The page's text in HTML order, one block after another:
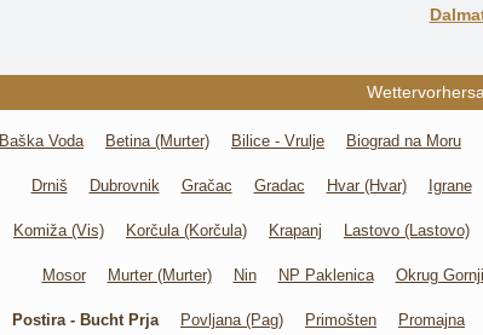
Baška Voda Betina (Murter) Bilice - Vrulje Biograd na Moru
Drniš Dubrovnik Gračac Gradac Hvar (Hvar) Igrane
Komiža (Vis) Korčula (Korčula) Krapanj Lastovo (Lastovo)
Mosor Murter (Murter) Nin NP Paklenica Okrug Gornji
Postira - Bucht Prja Povljana (Pag) Primošten Promajna